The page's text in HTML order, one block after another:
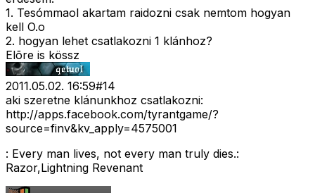
1. Tesómmaol akartam raidozni csak nemtom hogyan
kell O.o
2. hogyan lehet csatlakozni 1 klánhoz?
Elõre is kössz
2011.05.02. 16:59#14
aki szeretne klánunkhoz csatlakozni:
http://apps.facebook.com/tyrantgame/?
source=finv&kv_apply=4575001
: Every man lives, not every man truly dies.:
Razor,Lightning Revenant